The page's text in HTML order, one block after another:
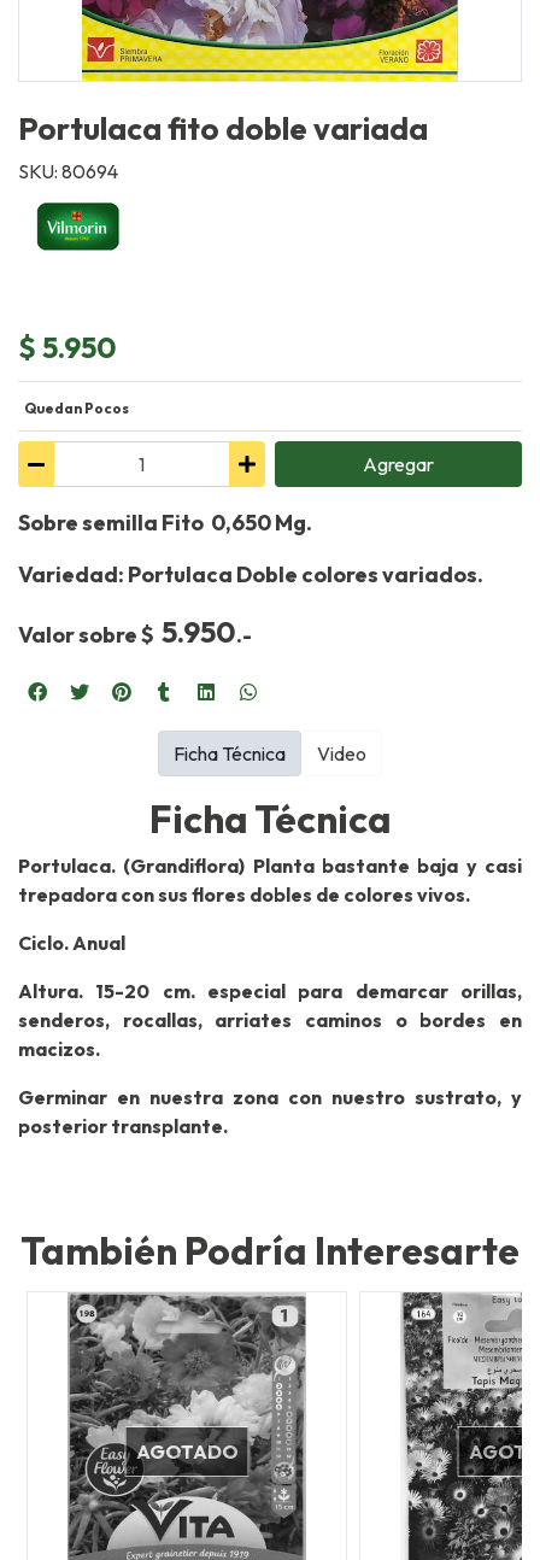
Portulaca fito doble variada
SKU: 80694
$ 5.950
Quedan Pocos
Agregar
Sobre semilla Fito 0,650 Mg.
Variedad: Portulaca Doble colores variados.
Valor sobre $ 5.950.-
Ficha Técnica
Portulaca. (Grandiflora) Planta bastante baja y casi
trepadora con sus flores dobles de colores vivos.
Ciclo. Anual
Altura. 15-20 cm. especial para demarcar orillas,
senderos, rocallas, arriates caminos o bordes en
macizos.
Germinar en nuestra zona con nuestro sustrato, y
posterior transplante.
Ficha Técnica Video
También Podría Interesarte
AGOTADO